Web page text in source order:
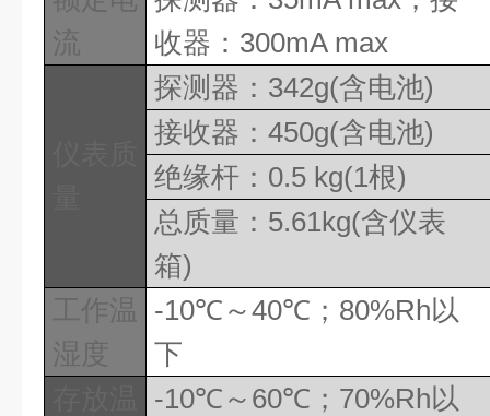
流
收器： 300mA max
探测器： 342g(含电池)
接收器： 450g(含电池)
绝缘杆： 0.5 kg(1根)
总质量： 5.61kg(含仪表
箱)
工作温
湿度
-10℃～40℃； 80%Rh以
下
-10℃～ 60℃； 70%Rh以